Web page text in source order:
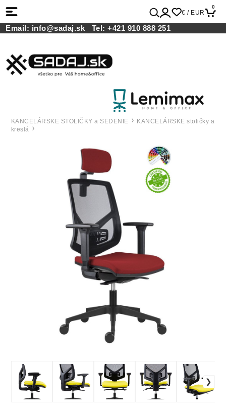
€ / EUR
0
Email: info@sadaj.sk Tel:+421 910 888 251
KANCELÁRSKE STOLIČKY a SEDENIE
KANCELÁRSKE stoličky a
kreslá